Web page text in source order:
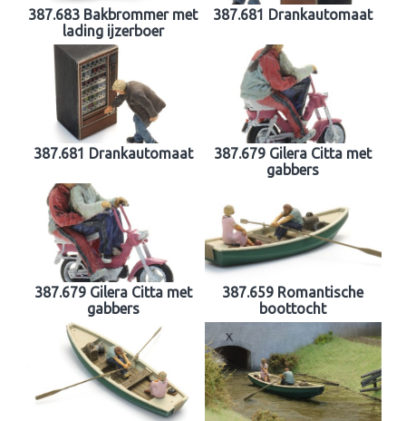
387.683 Bakbrommer met
lading ijzerboer
387.681 Drankautomaat
387.681 Drankautomaat
387.679 Gilera Citta met
gabbers
387.679 Gilera Citta met
gabbers
387.659 Romantische
boottocht